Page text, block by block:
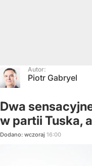
Autor:
Piotr Gabryel
Dwa
w partii Tuska,
Dodano: wczoraj 16:00